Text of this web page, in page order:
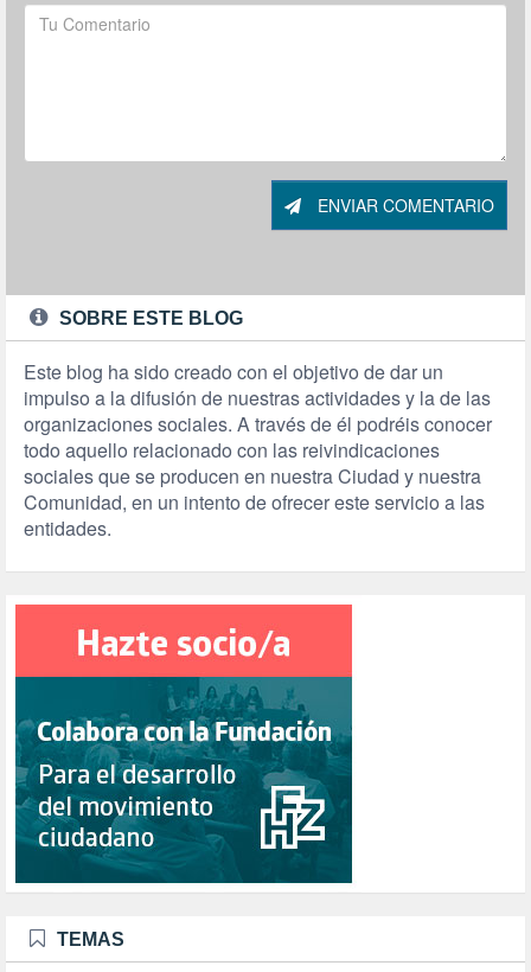
ENVIAR COMENTARIO
SOBRE ESTE BLOG
Este blog ha sido creado con el objetivo de dar un
impulso a la difusión de nuestras actividades y la de las
organizaciones sociales. A través de él podréis conocer
todo aquello relacionado con las reivindicaciones
sociales que se producen en nuestra Ciudad y nuestra
Comunidad, en un intento de ofrecer este servicio a las
entidades.
TEMAS